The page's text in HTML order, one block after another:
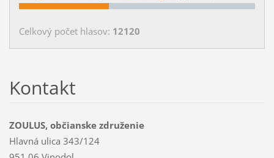
Celkový počet hlasov: 12120
Kontakt
ZOULUS, občianske združenie
Hlavná ulica 343/124